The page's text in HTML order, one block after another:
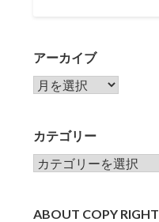
アーカイブ
アーカイブ
カテゴリー
カテゴリー
ABOUT COPY RIGHT